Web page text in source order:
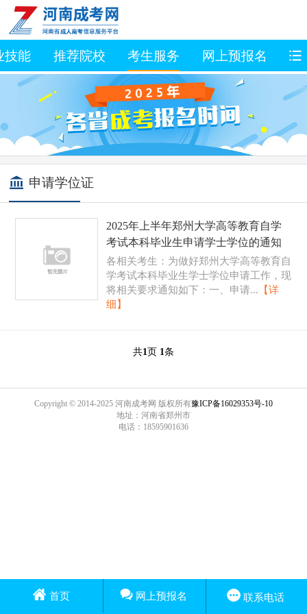
技能 推荐院校 考生服务 网上预报名 资
申请学位证
2025年上半年郑州大学高等教育自学
考试本科毕业生申请学士学位的通知
各相关考生：为做好郑州大学高等教育自
学考试本科毕业生学士学位申请工作，现
将相关要求通知如下：一、申请... 【详
细】
共1 页 1 条
Copyright © 2014-2025 河南成考网 版权所有豫ICP备16029353号-10
地址：河南省郑州市
电话：18595901636
首页 网上预报名 联系电话